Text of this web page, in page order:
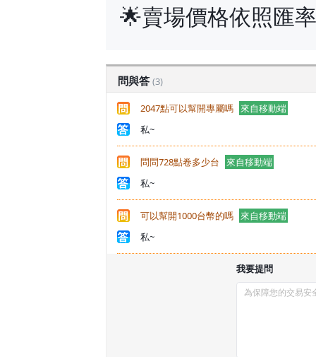
🌟賣場價格依照匯
問與答 (3)
2047點可以幫開專屬嗎
來自移動端
私~
問問728點卷多少台
來自移動端
私~
可以幫開1000台幣的嗎
來自移動端
私~
我要提問